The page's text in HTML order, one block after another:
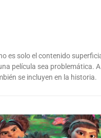
es solo el contenido
película sea problemática.
se incluyen en la historia.